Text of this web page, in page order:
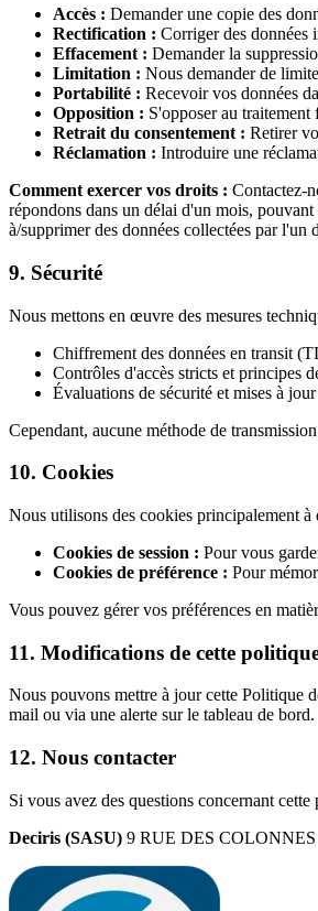
Accès : Demander une copie des
Rectification : Corriger des données
Effacement : Demander la
Limitation : Nous demander de
Portabilité : Recevoir vos données
Opposition : S'opposer au
Retrait du consentement : Retirer
Réclamation : Introduire une
Comment exercer vos droits : Contactez-
répondons dans un délai d'un mois,
à/supprimer des données collectées par
9. Sécurité
Nous mettons en œuvre des mesures
Chiffrement des données en transit
Contrôles d'accès stricts et principes
Évaluations de sécurité et mises à
Cependant, aucune méthode de
10. Cookies
Nous utilisons des cookies principalement à
Cookies de session : Pour vous
Cookies de préférence : Pour
Vous pouvez gérer vos préférences en
11. Modifications de cette
Nous pouvons mettre à jour cette Politique
mail ou via une alerte sur le tableau de bord.
12. Nous contacter
Si vous avez des questions concernant
Deciris (SASU) 9 RUE DES COLONNES